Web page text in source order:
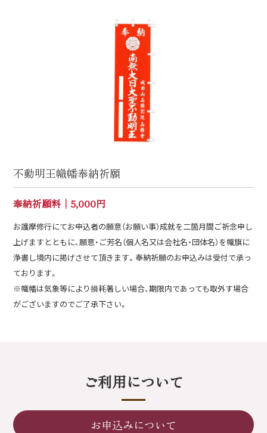
不動明王幟幡奉納祈願
奉納祈願料│5,000円
お護摩修行にてお申込者の願意（お願い事）成就を二箇月間ご祈念申し
上げますとともに、願意・ご芳名（個人名又は会社名・団体名）を幟旗に
浄書し境内に掲げさせて頂きます。奉納祈願のお申込みは受付で承っ
ております。
※幟幡は気象等により損耗著しい場合、期限内であっても取外す場合
がございますのでご了承下さい。
ご利用について
お申込みについて